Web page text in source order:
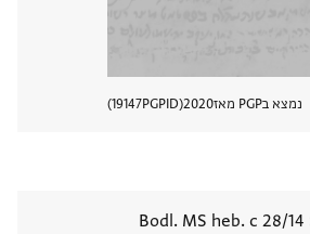
נמצא בPGP מאז 2020
PGPID
19147
Bodl. MS heb. c 28/14